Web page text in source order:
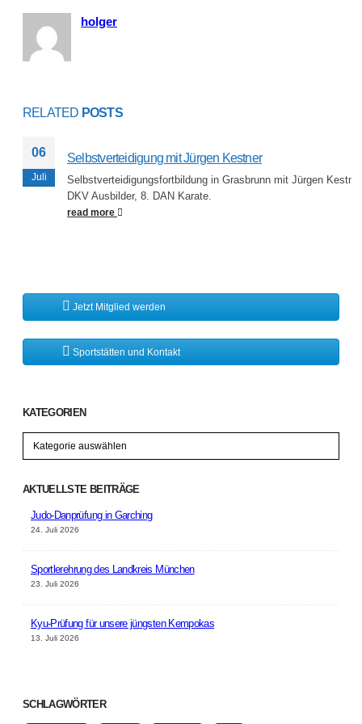
holger
RELATED POSTS
06
Juli
Selbstverteidigung mit Jürgen Kestner
Selbstverteidigungsfortbildung in Grasbrunn mit Jürgen Kestner
DKV Ausbilder, 8. DAN Karate.
read more
Jetzt Mitglied werden
Sportstätten und Kontakt
KATEGORIEN
Kategorien
AKTUELLSTE BEITRÄGE
Judo-Danprüfung in Garching
24. Juli 2026
Sportlerehrung des Landkreis München
23. Juli 2026
Kyu-Prüfung für unsere jüngsten Kempokas
13. Juli 2026
SCHLAGWÖRTER